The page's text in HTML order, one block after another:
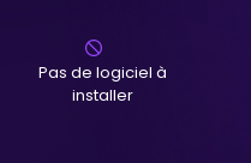
Pas de logiciel à
installer